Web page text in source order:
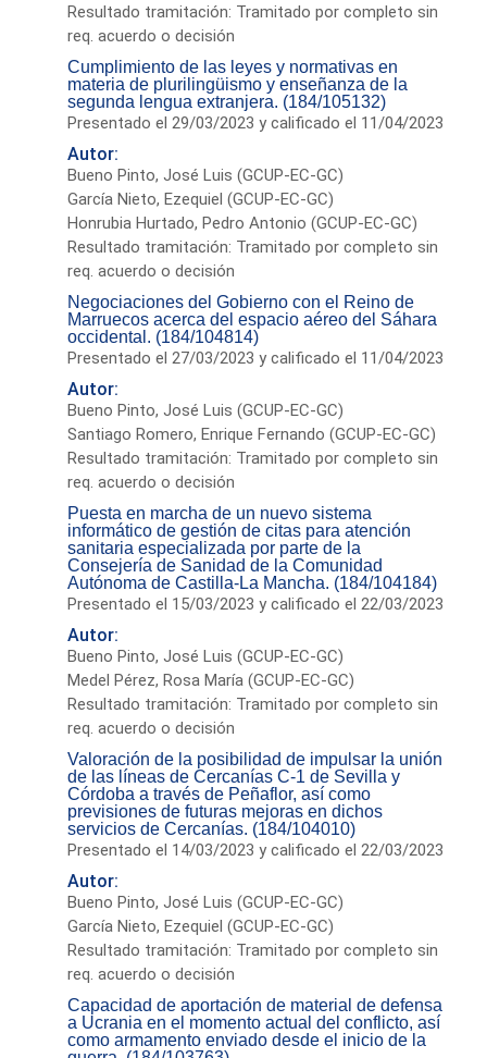
Resultado tramitación: Tramitado por completo sin
req. acuerdo o decisión
Cumplimiento de las leyes y normativas en
materia de plurilingüismo y enseñanza de la
segunda lengua extranjera. (184/105132)
Presentado el 29/03/2023 y calificado el 11/04/2023
Autor:
Bueno Pinto, José Luis (GCUP-EC-GC)
García Nieto, Ezequiel (GCUP-EC-GC)
Honrubia Hurtado, Pedro Antonio (GCUP-EC-GC)
Resultado tramitación: Tramitado por completo sin
req. acuerdo o decisión
Negociaciones del Gobierno con el Reino de
Marruecos acerca del espacio aéreo del Sáhara
occidental. (184/104814)
Presentado el 27/03/2023 y calificado el 11/04/2023
Autor:
Bueno Pinto, José Luis (GCUP-EC-GC)
Santiago Romero, Enrique Fernando (GCUP-EC-GC)
Resultado tramitación: Tramitado por completo sin
req. acuerdo o decisión
Puesta en marcha de un nuevo sistema
informático de gestión de citas para atención
sanitaria especializada por parte de la
Consejería de Sanidad de la Comunidad
Autónoma de Castilla-La Mancha. (184/104184)
Presentado el 15/03/2023 y calificado el 22/03/2023
Autor:
Bueno Pinto, José Luis (GCUP-EC-GC)
Medel Pérez, Rosa María (GCUP-EC-GC)
Resultado tramitación: Tramitado por completo sin
req. acuerdo o decisión
Valoración de la posibilidad de impulsar la unión
de las líneas de Cercanías C-1 de Sevilla y
Córdoba a través de Peñaflor, así como
previsiones de futuras mejoras en dichos
servicios de Cercanías. (184/104010)
Presentado el 14/03/2023 y calificado el 22/03/2023
Autor:
Bueno Pinto, José Luis (GCUP-EC-GC)
García Nieto, Ezequiel (GCUP-EC-GC)
Resultado tramitación: Tramitado por completo sin
req. acuerdo o decisión
Capacidad de aportación de material de defensa
a Ucrania en el momento actual del conflicto, así
como armamento enviado desde el inicio de la